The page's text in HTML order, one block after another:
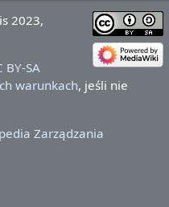
2023,
BY-SA
warunkach, jeśli nie
Zarządzania